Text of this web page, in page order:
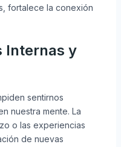
fortalece la conexión
Internas y
sentirnos
nuestra mente. La
o las experiencias
de nuevas